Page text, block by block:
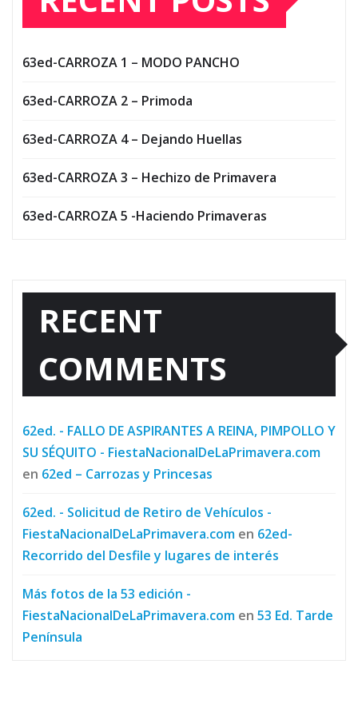
63ed-CARROZA 1 – MODO PANCHO
63ed-CARROZA 2 – Primoda
63ed-CARROZA 4 – Dejando Huellas
63ed-CARROZA 3 – Hechizo de Primavera
63ed-CARROZA 5 -Haciendo Primaveras
RECENT
COMMENTS
62ed. - FALLO DE ASPIRANTES A REINA, PIMPOLLO Y
SU SÉQUITO - FiestaNacionalDeLaPrimavera.com
en 62ed – Carrozas y Princesas
62ed. - Solicitud de Retiro de Vehículos -
FiestaNacionalDeLaPrimavera.com en 62ed-
Recorrido del Desfile y lugares de interés
Más fotos de la 53 edición -
FiestaNacionalDeLaPrimavera.com en 53 Ed. Tarde
Península